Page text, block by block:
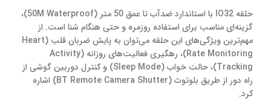
حلقه IO32 با استاندارد ضدآب تا عمق 50 متر (50M Waterproof)،
گزینه‌ای مناسب برای استفاده روزمره و حتی هنگام شنا است. از
مهم‌ترین ویژگی‌های این حلقه می‌توان به پایش ضربان قلب (Heart
Rate Monitoring)، رهگیری فعالیت‌های روزانه (Activity
Tracking)، حالت خواب (Sleep Mode) و کنترل دوربین گوشی از
راه دور از طریق بلوتوث (BT Remote Camera Shutter) اشاره
کرد.